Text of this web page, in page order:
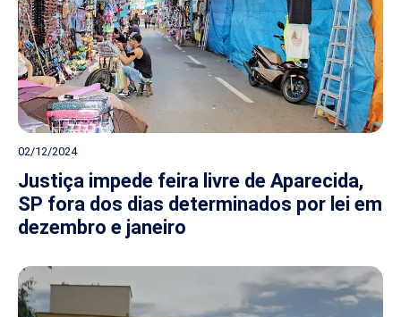
02/12/2024
Justiça impede feira livre de Aparecida,
SP fora dos dias determinados por lei em
dezembro e janeiro